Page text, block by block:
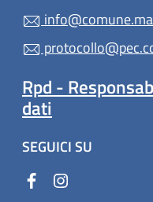
Rpd -
dati
SEGUICI SU